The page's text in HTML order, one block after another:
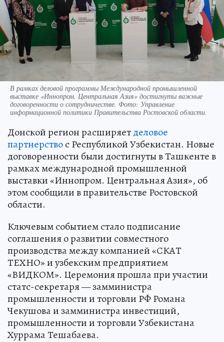
В рамках деловой программы Международной промышленной
выставке «Иннопром. Центральная Азия» достигнуты важные
договоренности о сотрудничестве. Фото: Управление
информационной политики Правительства Ростовской области.
Донской регион расширяетделовое
партнерствос Республикой Узбекистан. Новые
договоренности были достигнуты в Ташкенте в
рамках международной промышленной
выставки «Иннопром. Центральная Азия», об
этом сообщили в правительстве Ростовской
области.
Ключевым событием стало подписание
соглашения о развитии совместного
производства между компанией «СКАТ
ТЕХНО» и узбекским предприятием
«ВИДКОМ». Церемония прошла при участии
статс-секретаря — замминистра
промышленности и торговли РФ Романа
Чекушова и замминистра инвестиций,
промышленности и торговли Узбекистана
Хуррама Тешабаева.